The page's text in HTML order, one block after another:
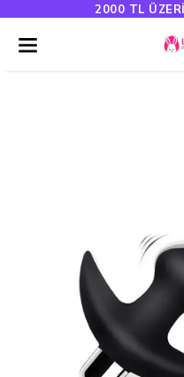
2000 TL